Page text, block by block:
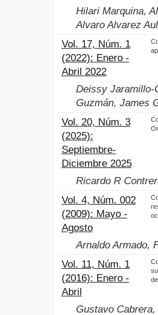
Hilari Marquina,
Alvaro Alvarez
Vol. 17, Núm. 1
(2022): Enero -
Abril 2022
Deissy Jaramillo-
Guzmán, James
Vol. 20, Núm. 3
(2025):
Septiembre-
Diciembre 2025
Ricardo R
Vol. 4, Núm. 002
(2009): Mayo -
Agosto
Arnaldo Armado,
Vol. 11, Núm. 1
(2016): Enero -
Abril
Gustavo